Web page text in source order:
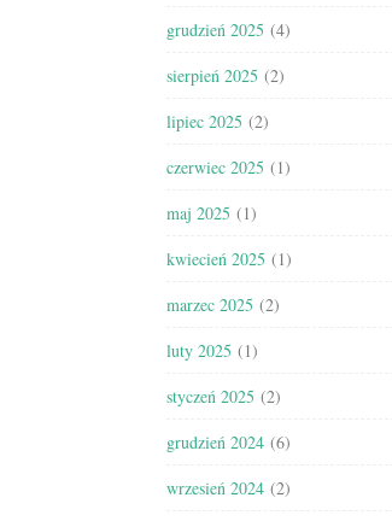
grudzień 2025 (4)
sierpień 2025 (2)
lipiec 2025 (2)
czerwiec 2025 (1)
maj 2025 (1)
kwiecień 2025 (1)
marzec 2025 (2)
luty 2025 (1)
styczeń 2025 (2)
grudzień 2024 (6)
wrzesień 2024 (2)